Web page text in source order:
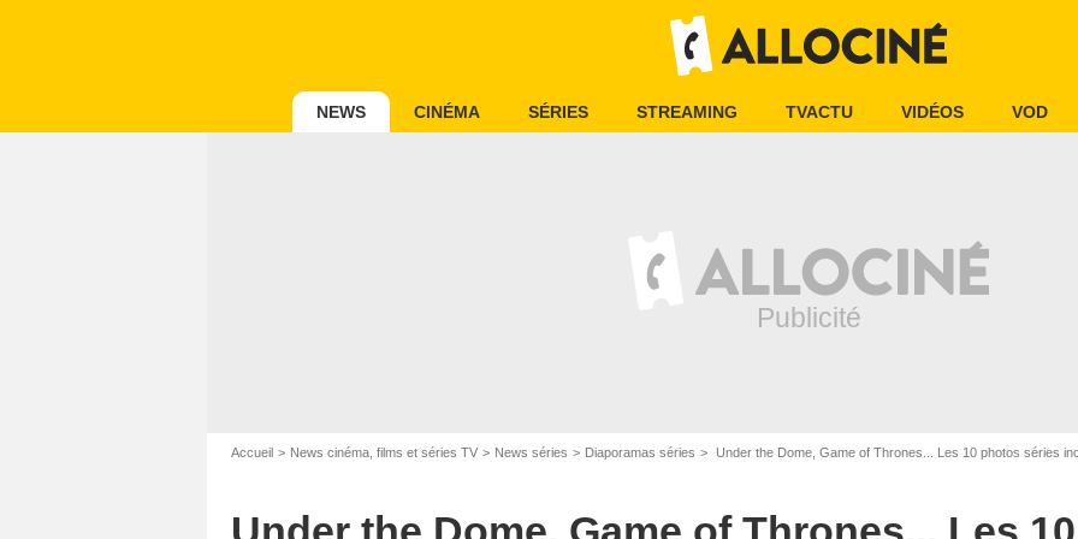
NEWS CINÉMA SÉRIES STREAMING TVACTU VIDÉOS VOD
Accueil News cinéma, films et séries TV News séries Diaporamas séries Under the Dome, Game of Thrones... Les 10 photos séries